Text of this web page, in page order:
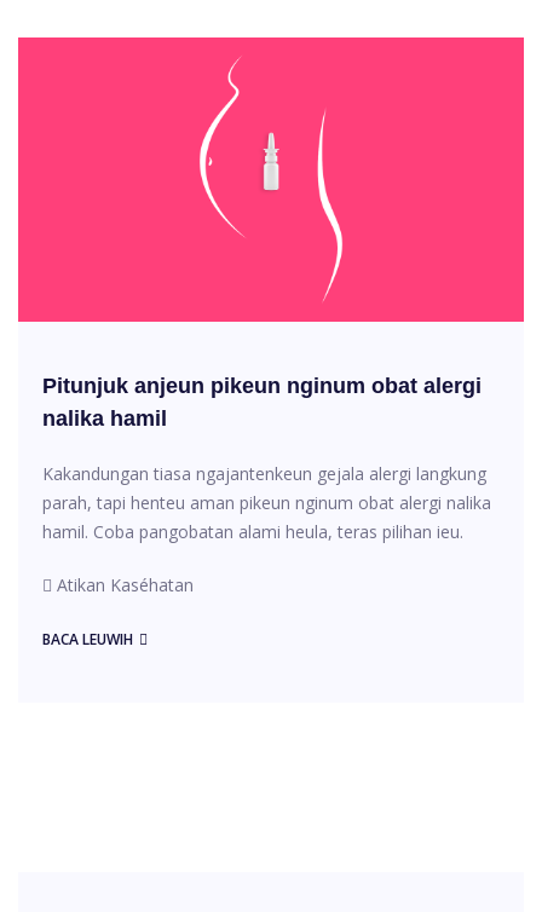
Pitunjuk anjeun pikeun nginum obat alergi
nalika hamil
Kakandungan tiasa ngajantenkeun gejala alergi langkung
parah, tapi henteu aman pikeun nginum obat alergi nalika
hamil. Coba pangobatan alami heula, teras pilihan ieu.
Atikan Kaséhatan
BACA LEUWIH